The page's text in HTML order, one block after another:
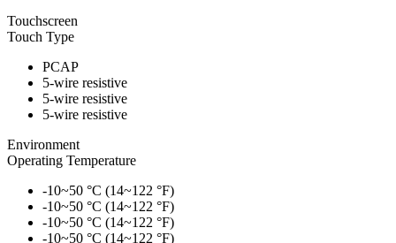
Touchscreen
Touch Type
PCAP
5-wire resistive
5-wire resistive
5-wire resistive
Environment
Operating Temperature
-10~50 °C (14~122 °F)
-10~50 °C (14~122 °F)
-10~50 °C (14~122 °F)
-10~50 °C (14~122 °F)